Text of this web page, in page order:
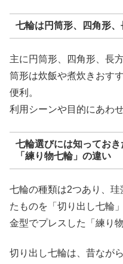
七輪は円筒形、四角形
主に円筒形、四角形、長
筒形は炊飯や煮炊きおす
便利。
利用シーンや目的にあわ
七輪選びには知ってお
「練り物七輪」の違い
七輪の種類は2つあり、
たものを「切り出し七輪
金型でプレスした「練り
切り出し七輪は、昔なが